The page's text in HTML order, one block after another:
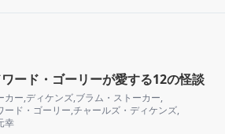
ード・ゴーリーが愛する12の怪談
カー,ディケンズ,ブラム・ストーカー,
ード・ゴーリー,チャールズ・ディケンズ,
幸